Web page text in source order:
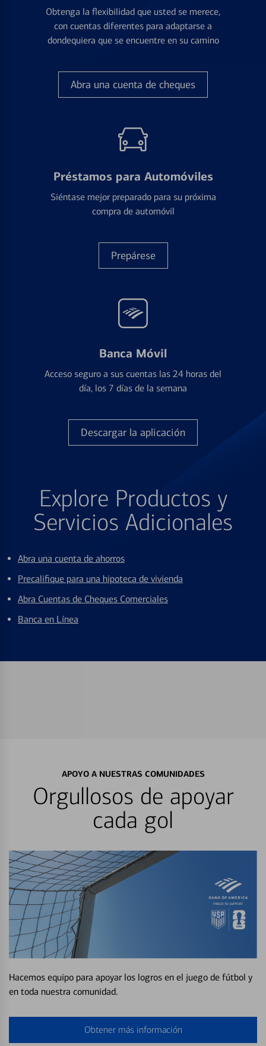
Obtenga la flexibilidad que usted se merece,
con cuentas diferentes para adaptarse a
dondequiera que se encuentre en su camino
Abra una cuenta de cheques
Préstamos para Automóviles
Siéntase mejor preparado para su próxima
compra de automóvil
Prepárese
Banca Móvil
Acceso seguro a sus cuentas las 24 horas del
día, los 7 días de la semana
Descargar la aplicación
Explore Productos y
Servicios Adicionales
Abra una cuenta de ahorros
Precalifique para una hipoteca de vivienda
Abra Cuentas de Cheques Comerciales
Banca en Línea
APOYO A NUESTRAS COMUNIDADES
Orgullosos de apoyar
cada gol
Hacemos equipo para apoyar los logros en el juego de fútbol y
en toda nuestra comunidad.
Obtener más información